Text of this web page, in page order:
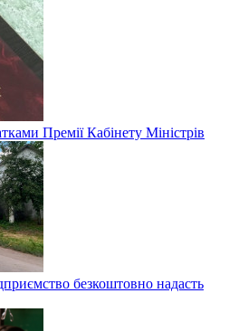
Премії Кабінету Міністрів
безкоштовно надасть